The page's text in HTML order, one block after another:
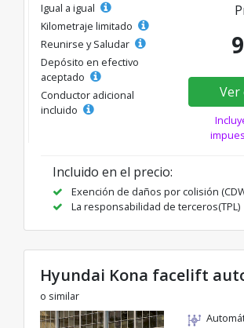
Igual a igual
Kilometraje limitado
Reunirse y Saludar
Depósito en efectivo
aceptado
Conductor adicional
incluido
Incluido en el precio:
Exención de daños por colisión
La responsabilidad de terceros(TPL)
Hyundai Kona facelift
o similar